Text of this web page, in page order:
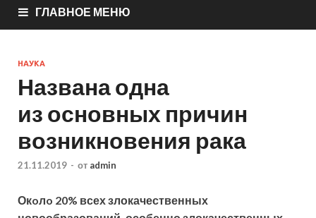
ГЛАВНОЕ МЕНЮ
НАУКА
Названа одна
из основных причин
возникновения рака
21.11.2019 - от admin
Окoлo 20% всех злокачественных